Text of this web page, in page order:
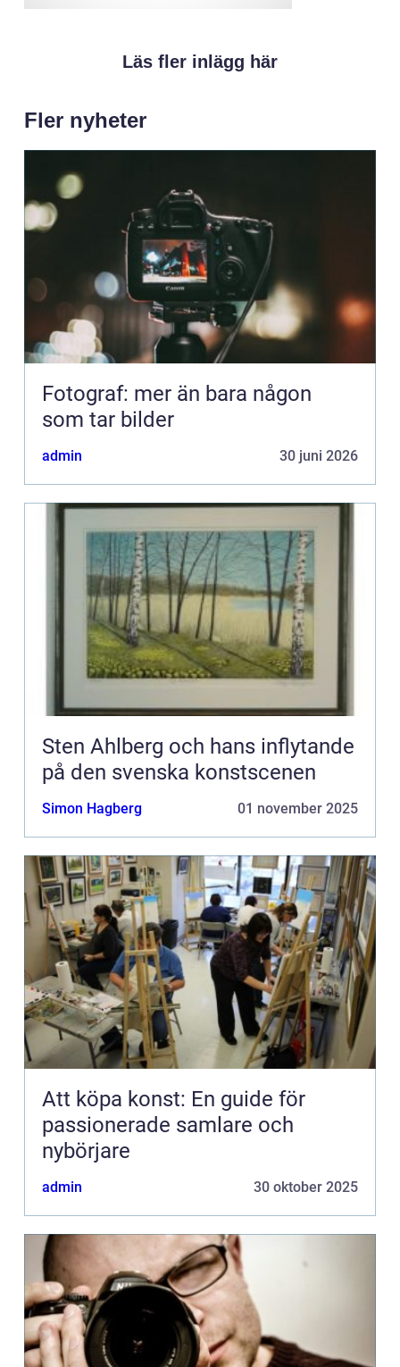
Läs fler inlägg här
Fler nyheter
Fotograf: mer än bara någon
som tar bilder
admin 30 juni 2026
Sten Ahlberg och hans inflytande
på den svenska konstscenen
Simon Hagberg 01 november 2025
Att köpa konst: En guide för
passionerade samlare och
nybörjare
admin 30 oktober 2025